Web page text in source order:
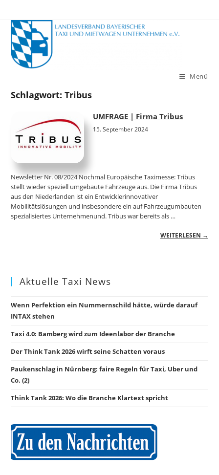
Inhalt
springen
Menü
Schlagwort:Tribus
UMFRAGE | Firma Tribus
15. September 2024
Newsletter Nr. 08/2024 Nochmal Europäische Taximesse: Tribus
stellt wieder speziell umgebaute Fahrzeuge aus. Die Firma Tribus
aus den Niederlanden ist ein Entwicklerinnovativer
Mobilitätslösungen und insbesondere ein auf Fahrzeugumbauten
spezialisiertes Unternehmenund. Tribus war bereits als …
WEITERLESEN →
Aktuelle Taxi News
Wenn Perfektion ein Nummernschild hätte, würde darauf
INTAX stehen
Taxi 4.0: Bamberg wird zum Ideenlabor der Branche
Der Think Tank 2026 wirft seine Schatten voraus
Paukenschlag in Nürnberg: faire Regeln für Taxi, Uber und
Co. (2)
Think Tank 2026: Wo die Branche Klartext spricht